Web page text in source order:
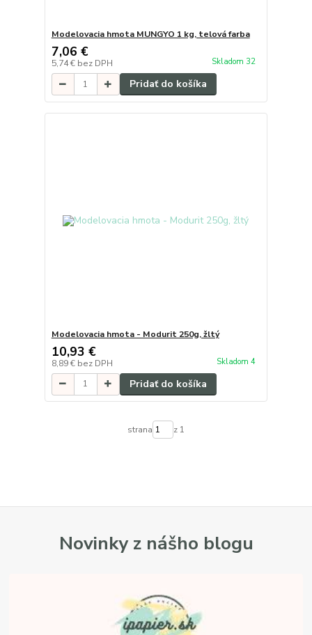
Modelovacia hmota MUNGYO 1 kg, telová farba
7,06 €
5,74 € bez DPH Skladom 32
Pridať do košíka
Modelovacia hmota - Modurit 250g, žltý
10,93 €
8,89 € bez DPH Skladom 4
Pridať do košíka
strana z 1
Novinky z nášho blogu